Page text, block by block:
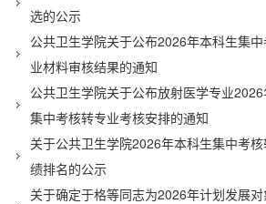
选的公示
公共卫生学院关于公布2026年本科生集
业材料审核结果的通知
公共卫生学院关于公布放射医学专业
集中考核转专业考核安排的通知
关于公共卫生学院2026年本科生集中考
绩排名的公示
关于确定于格等同志为2026年计划发展